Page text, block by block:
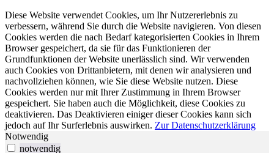
Diese Website verwendet Cookies, um Ihr Nutzererlebnis zu
verbessern, während Sie durch die Website navigieren. Von diesen
Cookies werden die nach Bedarf kategorisierten Cookies in Ihrem
Browser gespeichert, da sie für das Funktionieren der
Grundfunktionen der Website unerlässlich sind. Wir verwenden
auch Cookies von Drittanbietern, mit denen wir analysieren und
nachvollziehen können, wie Sie diese Website nutzen. Diese
Cookies werden nur mit Ihrer Zustimmung in Ihrem Browser
gespeichert. Sie haben auch die Möglichkeit, diese Cookies zu
deaktivieren. Das Deaktivieren einiger dieser Cookies kann sich
jedoch auf Ihr Surferlebnis auswirken. Zur Datenschutzerklärung
Notwendig
notwendig